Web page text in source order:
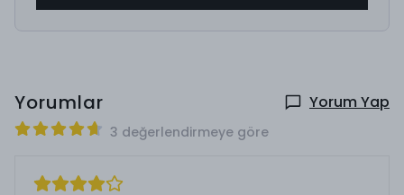
Yorumlar Yorum Yap
3 değerlendirmeye göre